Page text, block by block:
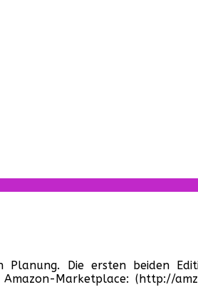
Planung. Die ersten beiden
Marketplace: (http://